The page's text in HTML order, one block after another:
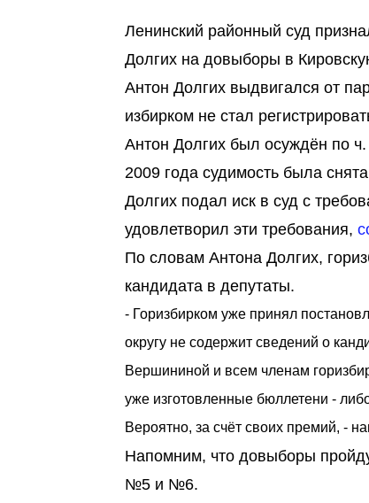
Ленинский районный суд
Долгих на довыборы в
Антон Долгих выдвигался от
избирком не стал
Антон Долгих был осуждён по
2009 года судимость была
Долгих подал иск в суд с
удовлетворил эти требования,
По словам Антона Долгих,
кандидата в депутаты.
- Горизбирком уже принял
округу не содержит сведений о
Вершининой и всем членам
уже изготовленные бюллетени -
Вероятно, за счёт своих премий, -
Напомним, что довыборы
№5 и №6.